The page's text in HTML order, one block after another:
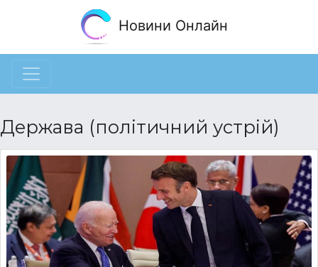
Новини Онлайн
Держава (політичний устрій)